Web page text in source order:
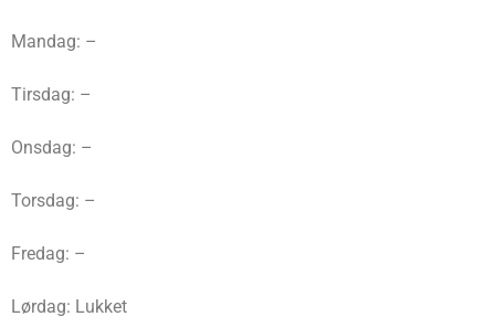
Mandag: –
Tirsdag: –
Onsdag: –
Torsdag: –
Fredag: –
Lørdag: Lukket